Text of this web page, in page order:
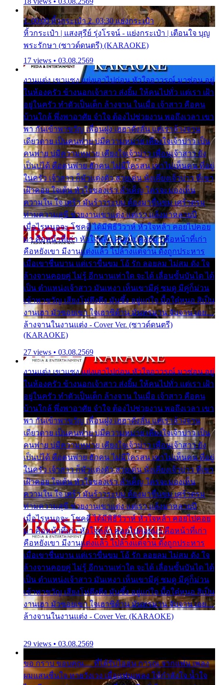
1. 00:00 หิ้วกระเป๋า 2. 03:30 แย่งกระเป๋า
หิ้วกระเป๋า | แสงสุรีย์ รุ่งโรจน์ - แย่งกระเป๋า | เตือนใจ บุญ
พระรักษา (ซาวด์ดนตรี) (KARAOKE)
17 views • 03.08.2569
งานแต่ง เขาแซง แย่งเอาไปก่อน หัวใจอาวรณ์ มาซ่อน อยู่
ในห้องครัว ข้างนอกเจ้าสาว ส่งยิ้ม ให้คนไปทั่ว แต่เรา เฝ้า
อยู่ในครัว ทำตัวเป็นเด็ก ล้างจาน ในเมื่อ เจ้าสาว คือคน
บ้านใกล้ พึ่งพาอาศัย จำใจ ต้องไปช่วยงาน พอถึงเวลา เขา
พา กันเข้าพาขวัญ เพื่อนฝูง เฮฮาดังลั่น แต่เราล้างจาน
เดียวดาย เป็นคนพ่าย บ่มีความหมาย เคียงใจเจ้าบ่าว เป็น
คนพ่าย บ่มีความหมาย เคียงใจเจ้าบ่าว เพื่อนเจ้าสาว ยัง
เป็นบ่ได้ คือคนพ่าย ฮักคน ไม่มีใครสน เขาไม่เห็นคน ที่อยู่
ในครัว เจ้าสาว ก็มัวแต่งตัว สวยเด่น นั่งเคียงเจ้าบ่าว ที่เขา
เฝ้าคอย ใจเต้น หัวใจของเรา ลำเค็ญ ใครจะมองเห็น
ความใน ใจ เศร้า มันร้าวระบม ต้องมาขื่นขม เศร้าตรม
ท่ามความสุขี ช่วยงานเขาแต่ง แต่เรา แล้งมาหลายปี
เมื่อไรหนอจะ โชคดี ได้มีพิธีวิวาห์ หัวใจหล้า คอยไปคอย
มา คือหน้าที่เก่า หัวใจหล้า คอยไปคอยมา คือหน้าที่เก่า
คือหยังเขา มีงานแต่งแล้ว ไปล้างแต่จาน ดั่งถูกประหาร
เมื่อเขาชื่นบาน แต่เราขื่นขม โอ้ รัก ลอยลม ไม่สม ดัง ใจ
ล้างจานคอยคู่ ไม่รู้ อีกนานเท่าใด จะได้ เลื่อนขั้นบันได ได้
เป็น ตำแหน่งเจ้าสาว มันเหงา เห็นเขามีคู่ ซมดู มีคู่ก็ม่วน
เข้าพาขวัญ เสียงโห่ตึงตึง มันซึ้ง อยู่แก่ใจ มื้อใด๋หนอ สิเป็น
งานเฮา มัวซอยเขา ใจเฮาซิด้าน มันทรมาน จับจาน เอย…
ล้างจานในงานแต่ง - Cover Ver. (ซาวด์ดนตรี)
(KARAOKE)
27 views • 03.08.2569
งานแต่ง เขาแซง แย่งเอาไปก่อน หัวใจอาวรณ์ มาซ่อน อยู่
ในห้องครัว ข้างนอกเจ้าสาว ส่งยิ้ม ให้คนไปทั่ว แต่เรา เฝ้า
อยู่ในครัว ทำตัวเป็นเด็ก ล้างจาน ในเมื่อ เจ้าสาว คือคน
บ้านใกล้ พึ่งพาอาศัย จำใจ ต้องไปช่วยงาน พอถึงเวลา เขา
พา กันเข้าพาขวัญ เพื่อนฝูง เฮฮาดังลั่น แต่เราล้างจาน
เดียวดาย เป็นคนพ่าย บ่มีความหมาย เคียงใจเจ้าบ่าว เป็น
คนพ่าย บ่มีความหมาย เคียงใจเจ้าบ่าว เพื่อนเจ้าสาว ยัง
เป็นบ่ได้ คือคนพ่าย ฮักคน ไม่มีใครสน เขาไม่เห็นคน ที่อยู่
ในครัว เจ้าสาว ก็มัวแต่งตัว สวยเด่น นั่งเคียงเจ้าบ่าว ที่เขา
เฝ้าคอย ใจเต้น หัวใจของเรา ลำเค็ญ ใครจะมองเห็น
ความใน ใจ เศร้า มันร้าวระบม ต้องมาขื่นขม เศร้าตรม
ท่ามความสุขี ช่วยงานเขาแต่ง แต่เรา แล้งมาหลายปี
เมื่อไรหนอจะ โชคดี ได้มีพิธีวิวาห์ หัวใจหล้า คอยไปคอย
มา คือหน้าที่เก่า หัวใจหล้า คอยไปคอยมา คือหน้าที่เก่า
คือหยังเขา มีงานแต่งแล้ว ไปล้างแต่จาน ดั่งถูกประหาร
เมื่อเขาชื่นบาน แต่เราขื่นขม โอ้ รัก ลอยลม ไม่สม ดัง ใจ
ล้างจานคอยคู่ ไม่รู้ อีกนานเท่าใด จะได้ เลื่อนขั้นบันได ได้
เป็น ตำแหน่งเจ้าสาว มันเหงา เห็นเขามีคู่ ซมดู มีคู่ก็ม่วน
เข้าพาขวัญ เสียงโห่ตึงตึง มันซึ้ง อยู่แก่ใจ มื้อใด๋หนอ สิเป็น
งานเฮา มัวซอยเขา ใจเฮาซิด้าน มันทรมาน จับจาน เอย…
ล้างจานในงานแต่ง - Cover Ver. (KARAOKE)
29 views • 03.08.2569
ขอ กราบ ขอบคุณ.... ที่ได้รับไออุ่น การุณ จากแฟน เพลง
ผมแสนชื่นใจ หายวังเวง เมื่อแฟนเพลง ให้กำลังใจ น้ำใจ